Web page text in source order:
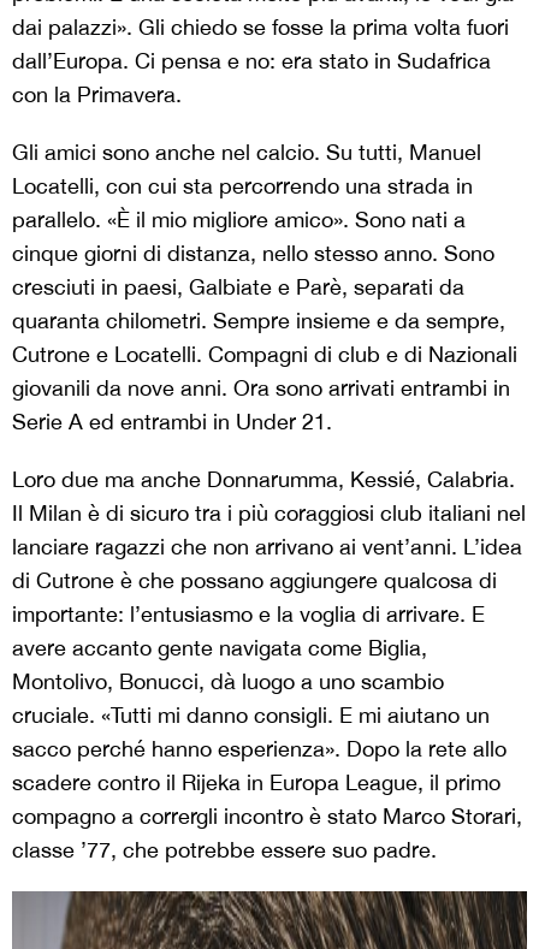
dai palazzi». Gli chiedo se fosse la prima volta fuori
dall’Europa. Ci pensa e no: era stato in Sudafrica
con la Primavera.
Gli amici sono anche nel calcio. Su tutti, Manuel
Locatelli, con cui sta percorrendo una strada in
parallelo. «È il mio migliore amico». Sono nati a
cinque giorni di distanza, nello stesso anno. Sono
cresciuti in paesi, Galbiate e Parè, separati da
quaranta chilometri. Sempre insieme e da sempre,
Cutrone e Locatelli. Compagni di club e di Nazionali
giovanili da nove anni. Ora sono arrivati entrambi in
Serie A ed entrambi in Under 21.
Loro due ma anche Donnarumma, Kessié, Calabria.
Il Milan è di sicuro tra i più coraggiosi club italiani nel
lanciare ragazzi che non arrivano ai vent’anni. L’idea
di Cutrone è che possano aggiungere qualcosa di
importante: l’entusiasmo e la voglia di arrivare. E
avere accanto gente navigata come Biglia,
Montolivo, Bonucci, dà luogo a uno scambio
cruciale. «Tutti mi danno consigli. E mi aiutano un
sacco perché hanno esperienza». Dopo la rete allo
scadere contro il Rijeka in Europa League, il primo
compagno a corrergli incontro è stato Marco Storari,
classe ’77, che potrebbe essere suo padre.